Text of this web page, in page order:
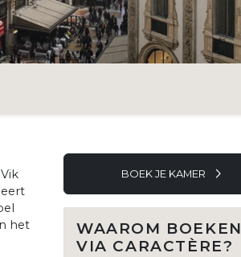
het
BOEK JE KAMER
WAAROM BOEKEN
VIA CARACTÈRE?